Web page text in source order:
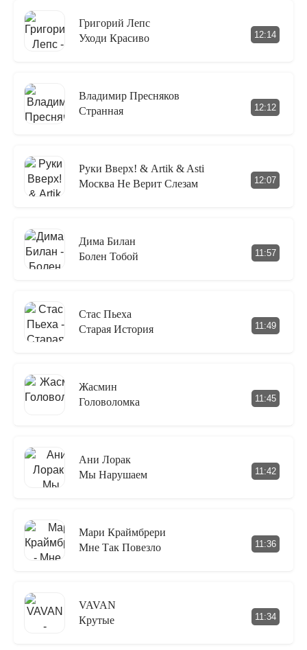
Григорий Лепс
Уходи Красиво
12:14
Владимир Пресняков
Странная
12:12
Руки Вверх! & Artik & Asti
Москва Не Верит Слезам
12:07
Дима Билан
Болен Тобой
11:57
Стас Пьеха
Старая История
11:49
Жасмин
Головоломка
11:45
Ани Лорак
Мы Нарушаем
11:42
Мари Краймбрери
Мне Так Повезло
11:36
VAVAN
Крутые
11:34